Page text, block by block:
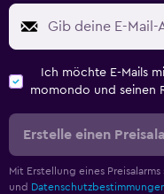
Ich möchte E-Mails
momondo und seinen
Erstelle einen
Mit Erstellung eines
und